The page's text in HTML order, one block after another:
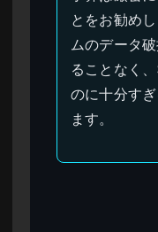
とをお勧め
ムのデータ
ることなく
のに十分す
ます。